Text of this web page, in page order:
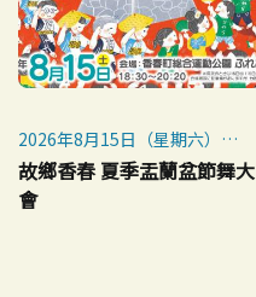
2026年8月15日（星期六）
※下雨時延長至16日（16日
下雨時取消）
故鄉香春 夏季盂蘭盆節舞大
會